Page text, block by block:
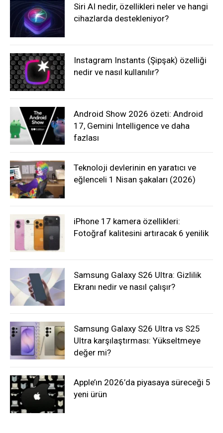
Siri AI nedir, özellikleri neler ve hangi
cihazlarda destekleniyor?
Instagram Instants (Şipşak) özelliği
nedir ve nasıl kullanılır?
Android Show 2026 özeti: Android
17, Gemini Intelligence ve daha
fazlası
Teknoloji devlerinin en yaratıcı ve
eğlenceli 1 Nisan şakaları (2026)
iPhone 17 kamera özellikleri:
Fotoğraf kalitesini artıracak 6 yenilik
Samsung Galaxy S26 Ultra: Gizlilik
Ekranı nedir ve nasıl çalışır?
Samsung Galaxy S26 Ultra vs S25
Ultra karşılaştırması: Yükseltmeye
değer mi?
Apple’ın 2026’da piyasaya süreceği 5
yeni ürün